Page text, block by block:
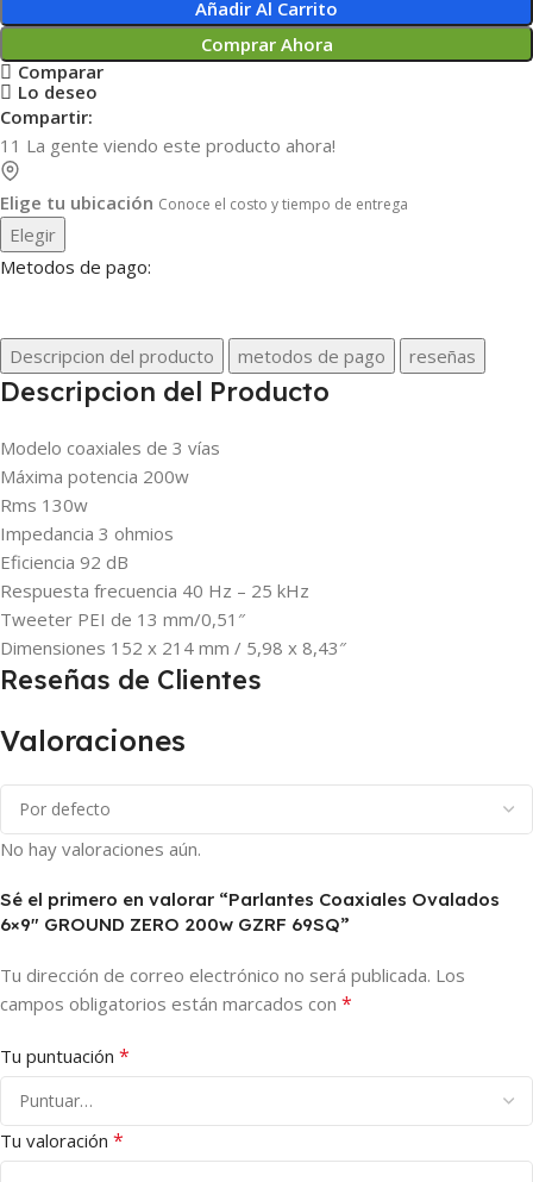
Añadir Al Carrito
Comprar Ahora
Comparar
Lo deseo
Compartir:
11 La gente viendo este producto ahora!
Elige tu ubicación Conoce el costo y tiempo de entrega
Elegir
Metodos de pago:
Descripcion del producto metodos de pago reseñas
Descripcion del Producto
Modelo coaxiales de 3 vías
Máxima potencia 200w
Rms 130w
Impedancia 3 ohmios
Eficiencia 92 dB
Respuesta frecuencia 40 Hz – 25 kHz
Tweeter PEI de 13 mm/0,51″
Dimensiones 152 x 214 mm / 5,98 x 8,43″
Reseñas de Clientes
Valoraciones
No hay valoraciones aún.
Sé el primero en valorar “Parlantes Coaxiales Ovalados
6×9″ GROUND ZERO 200w GZRF 69SQ”
Tu dirección de correo electrónico no será publicada. Los
campos obligatorios están marcados con *
Tu puntuación *
Tu valoración *